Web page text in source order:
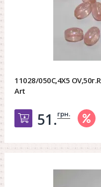
11028/050C,4X5
Art
Добавить в
51.грн.